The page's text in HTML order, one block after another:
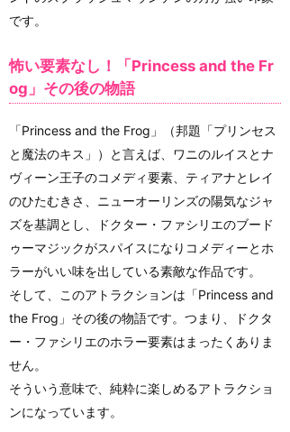
です。
怖い要素なし！「Princess and the Fr
og」その後の物語
「Princess and the Frog」（邦題「プリンセス
と魔法のキス」）と言えば、ワニのルイスとナ
ヴィーン王子のコメディ要素、ティアナとレイ
のひたむきさ、ニューオーリンズの陽気なジャ
ズを基調とし、ドクター・ファシリエのブード
ゥーマジックがスパイスになりコメディーとホ
ラーがいい味を出している素敵な作品です。
そして、このアトラクションは「Princess and
the Frog」その後の物語です。つまり、ドクタ
ー・ファシリエのホラー要素はまったくありま
せん。
そういう意味で、純粋に楽しめるアトラクショ
ンになっています。